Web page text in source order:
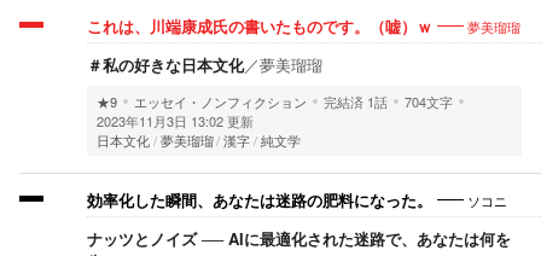
これは、川端康成氏の書いたものです。（嘘）ｗ 夢美瑠瑠
＃私の好きな日本文化／夢美瑠瑠
★9 エッセイ・ノンフィクション 完結済 1話
704文字
2023年11月3日 13:02 更新
日本文化 夢美瑠瑠 漢字 純文学
効率化した瞬間、あなたは迷路の肥料になった。 ソコニ
ナッツとノイズ ── AIに最適化された迷路で、あなたは何を